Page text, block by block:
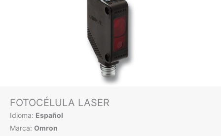
FOTOCÉLULA LASER
Idioma: Español
Marca: Omron